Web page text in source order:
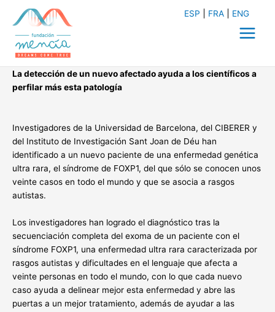
contenido
ESP FRA ENG
Main
Menu
La detección de un nuevo afectado ayuda a los científicos a
perfilar más esta patología
Investigadores de la Universidad de Barcelona, del CIBERER y
del Instituto de Investigación Sant Joan de Déu han
identificado a un nuevo paciente de una enfermedad genética
ultra rara, el síndrome de FOXP1, del que sólo se conocen unos
veinte casos en todo el mundo y que se asocia a rasgos
autistas.
Los investigadores han logrado el diagnóstico tras la
secuenciación completa del exoma de un paciente con el
síndrome FOXP1, una enfermedad ultra rara caracterizada por
rasgos autistas y dificultades en el lenguaje que afecta a
veinte personas en todo el mundo, con lo que cada nuevo
caso ayuda a delinear mejor esta enfermedad y abre las
puertas a un mejor tratamiento, además de ayudar a las